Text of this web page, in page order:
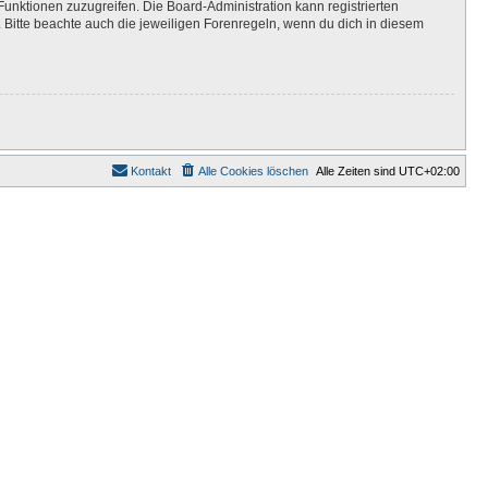
zuzugreifen. Die Board-Administration kann registrierten
beachte auch die jeweiligen Forenregeln, wenn du dich in diesem
Alle Zeiten sind UTC+02:00
Alle Cookies löschen
Kontakt